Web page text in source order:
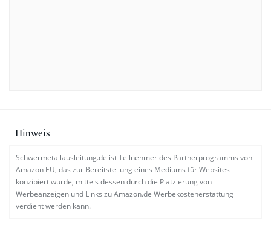
Hinweis
Schwermetallausleitung.de ist Teilnehmer des Partnerprogramms von
Amazon EU, das zur Bereitstellung eines Mediums für Websites
konzipiert wurde, mittels dessen durch die Platzierung von
Werbeanzeigen und Links zu Amazon.de Werbekostenerstattung
verdient werden kann.